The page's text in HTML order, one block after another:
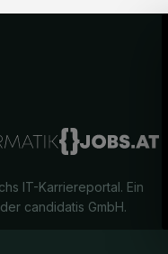
IT-Karriereportal. Ein
candidatis GmbH.